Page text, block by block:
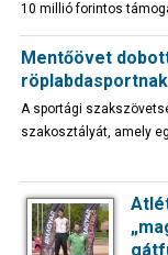
10 millió forintos
Mentőövet
röplabdasportnak
A sportági
szakosztályát, amely